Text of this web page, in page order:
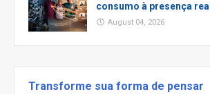
consumo à presença real
August 04, 2026
Transforme sua forma de pensar